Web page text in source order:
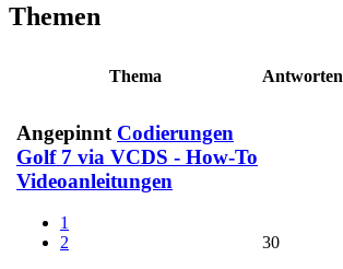
Themen
Thema Antworten
Angepinnt Codierungen
Golf 7 via VCDS - How-To
Videoanleitungen
1
2
30